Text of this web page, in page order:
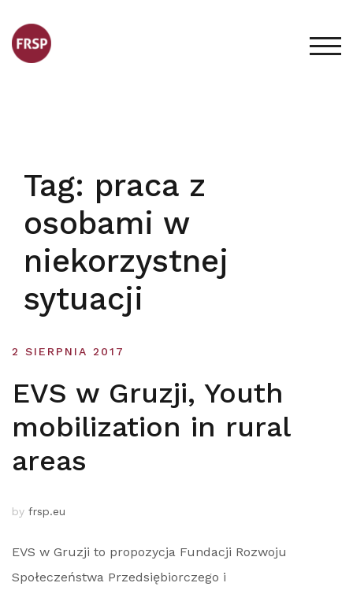
content
Tag: praca z
osobami w
niekorzystnej
sytuacji
2 SIERPNIA 2017
EVS w Gruzji, Youth
mobilization in rural
areas
by frsp.eu
EVS w Gruzji to propozycja Fundacji Rozwoju
Społeczeństwa Przedsiębiorczego i